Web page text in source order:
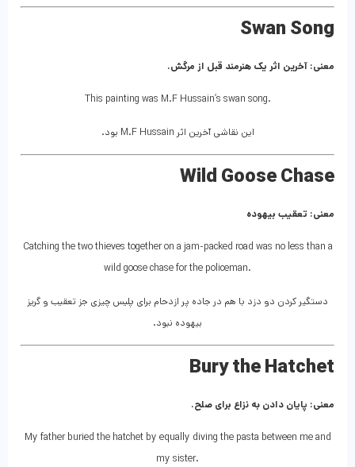
Swan Song
معنی: آخرین اثر یک هنرمند قبل از مرگش.
This painting was M.F Hussain’s swan song.
این نقاشی آخرین اثر M.F Hussain بود.
Wild Goose Chase
معنی: تعقیب بیهوده
Catching the two thieves together on a jam-packed road was no less than a
wild goose chase for the policeman.
دستگیر کردن دو دزد با هم در جاده‌ پر ازدحام برای پلیس چیزی جز تعقیب و گریز
بیهوده نبود.
Bury the Hatchet
معنی: پایان دادن به نزاع برای صلح.
My father buried the hatchet by equally diving the pasta between me and
my sister.